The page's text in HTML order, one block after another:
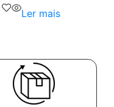
Ler mais